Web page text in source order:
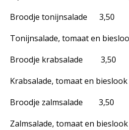
Broodje tonijnsalade 3,50
Tonijnsalade, tomaat en
Broodje krabsalade 3,50
Krabsalade, tomaat en bieslook
Broodje zalmsalade 3,50
Zalmsalade, tomaat en bieslook